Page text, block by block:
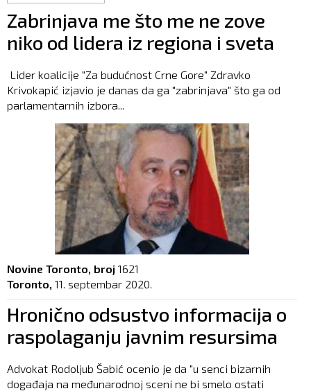
Zabrinjava me što me ne zove
niko od lidera iz regiona i sveta
Lider koalicije "Za budućnost Crne Gore" Zdravko
Krivokapić izjavio je danas da ga "zabrinjava" što ga od
parlamentarnih izbora...
Novine Toronto, broj 1621
Toronto, 11. septembar 2020.
Hronično odsustvo informacija o
raspolaganju javnim resursima
Advokat Rodoljub Šabić ocenio je da "u senci bizarnih
događaja na međunarodnoj sceni ne bi smelo ostati